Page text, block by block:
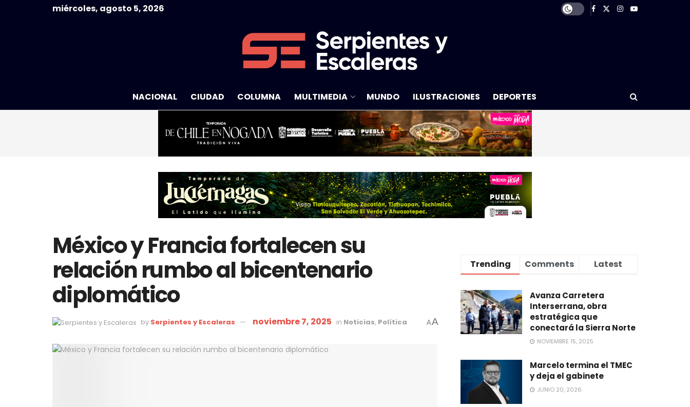
miércoles, agosto 5, 2026
NACIONAL CIUDAD COLUMNA MULTIMEDIA MUNDO ILUSTRACIONES DEPORTES
México y Francia fortalecen su
relación rumbo al bicentenario
diplomático
by Serpientes y Escaleras noviembre 7, 2025 in Noticias, Política AA
Trending Comments Latest
Avanza Carretera
Interserrana, obra
estratégica que
conectará la Sierra Norte
NOVIEMBRE 15, 2025
Marcelo termina el TMEC
y deja el gabinete
JUNIO 20, 2026